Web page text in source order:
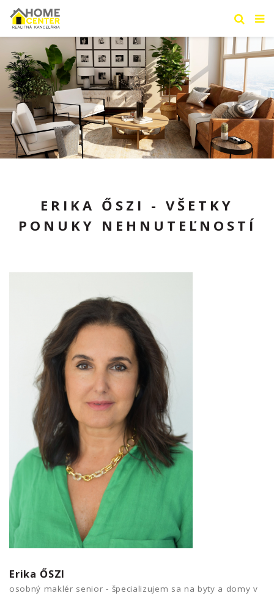
ERIKA ŐSZI - VŠETKY
PONUKY NEHNUTEĽNOSTÍ
Erika ŐSZI
osobný maklér senior - špecializujem sa na byty a domy v